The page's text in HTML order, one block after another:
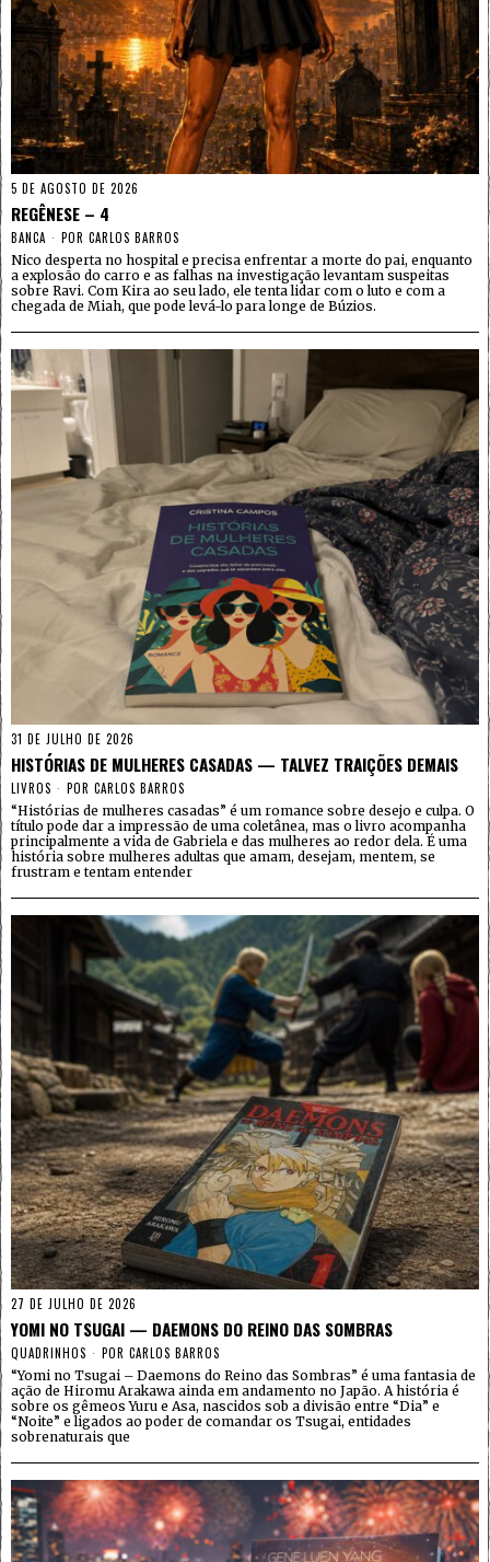
5 DE AGOSTO DE 2026
REGÊNESE – 4
BANCA POR CARLOS BARROS
Nico desperta no hospital e precisa enfrentar a morte do pai, enquanto
a explosão do carro e as falhas na investigação levantam suspeitas
sobre Ravi. Com Kira ao seu lado, ele tenta lidar com o luto e com a
chegada de Miah, que pode levá-lo para longe de Búzios.
31 DE JULHO DE 2026
HISTÓRIAS DE MULHERES CASADAS — TALVEZ TRAIÇÕES DEMAIS
LIVROS POR CARLOS BARROS
“Histórias de mulheres casadas” é um romance sobre desejo e culpa. O
título pode dar a impressão de uma coletânea, mas o livro acompanha
principalmente a vida de Gabriela e das mulheres ao redor dela. É uma
história sobre mulheres adultas que amam, desejam, mentem, se
frustram e tentam entender
27 DE JULHO DE 2026
YOMI NO TSUGAI — DAEMONS DO REINO DAS SOMBRAS
QUADRINHOS POR CARLOS BARROS
“Yomi no Tsugai – Daemons do Reino das Sombras” é uma fantasia de
ação de Hiromu Arakawa ainda em andamento no Japão. A história é
sobre os gêmeos Yuru e Asa, nascidos sob a divisão entre “Dia” e
“Noite” e ligados ao poder de comandar os Tsugai, entidades
sobrenaturais que